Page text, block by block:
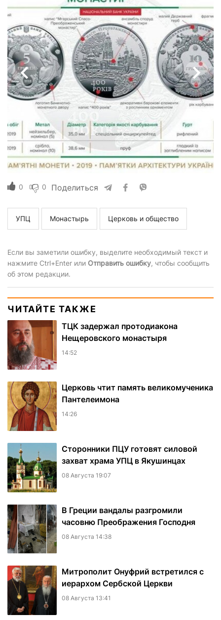
0 0 Поделиться
УПЦ Монастырь Церковь и общество
Если вы заметили ошибку, выделите необходимый текст и
нажмите Ctrl+Enter или Отправить ошибку, чтобы сообщить
об этом редакции.
ЧИТАЙТЕ ТАКЖЕ
ТЦК задержал протодиакона
Нещеровского монастыря
14:52
Церковь чтит память великомученика
Пантелеимона
14:26
Сторонники ПЦУ готовят силовой
захват храма УПЦ в Якушинцах
08 Августа 19:07
В Греции вандалы разгромили
часовню Преображения Господня
08 Августа 14:38
Митрополит Онуфрий встретился с
иерархом Сербской Церкви
08 Августа 13:41